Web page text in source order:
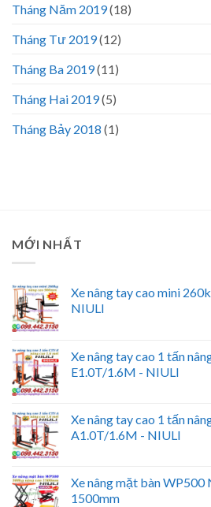
Tháng Năm 2019(18)
Tháng Tư 2019(12)
Tháng Ba 2019(11)
Tháng Hai 2019(5)
Tháng Bảy 2018 (1)
MỚI NHẤT
Xe nâng tay cao mini
NIULI
Xe nâng tay cao 1 tấn
E1.0T/1.6M - NIULI
Xe nâng tay cao 1 tấn
A1.0T/1.6M - NIULI
Xe nâng mặt bàn WP500
1500mm